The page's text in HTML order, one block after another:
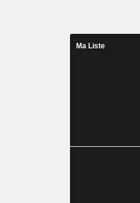
Ma Liste